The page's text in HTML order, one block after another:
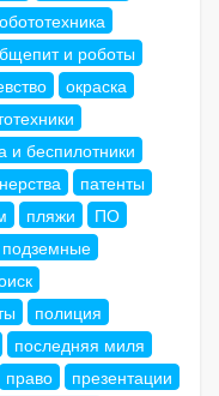
и роботы
окраска
и беспилотники
патенты
пляжи
ПО
подземные
полиция
последняя миля
право
презентации